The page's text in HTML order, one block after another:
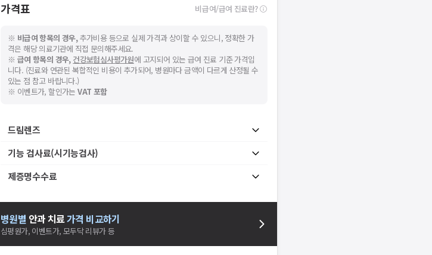
가격표 비급여/급여 진료란?
※ 비급여 항목의 경우,추가비용 등으로 실제 가격과 상이할 수 있으니, 정확한 가
격은 해당 의료기관에 직접 문의해주세요.
※ 급여 항목의 경우, 건강보험심사평가원에 고지되어 있는 급여 진료 기준 가격입
니다. (진료와 연관된 복합적인 비용이 추가되어, 병원마다 금액이 다르게 산정될 수
있는 점 참고 바랍니다.)
※ 이벤트가, 할인가는VAT 포함
드림렌즈
기능 검사료(시기능검사)
제증명수수료
병원별 안과치료가격 비교하기
심평원가, 이벤트가, 모두닥 리뷰가 등